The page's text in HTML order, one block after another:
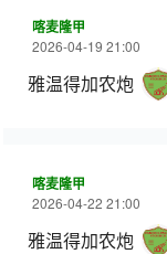
喀麦隆甲
2026-04-19 21:00
雅温得加农炮
喀麦隆甲
2026-04-22 21:00
雅温得加农炮